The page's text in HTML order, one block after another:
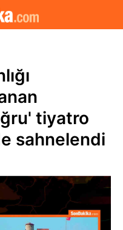
tiyatro
sahnelendi